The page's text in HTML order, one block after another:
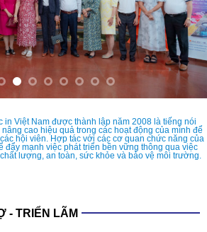
in Việt Nam được thành lập năm 2008 là tiếng nói
cao hiệu quả trong các hoạt động của mình để
hội viên. Hợp tác với các cơ quan chức năng của
đẩy mạnh việc phát triển bền vững thông qua việc
lượng, an toàn, sức khỏe và bảo vệ môi trường.
- TRIỂN LÃM